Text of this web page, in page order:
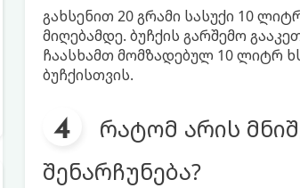
გახსენით 20 გრამი სასუქი 10
მიღებამდე. ბუჩქის გარშემო
ჩაასხამთ მომზადებულ 10 ლიტრ
ბუჩქისთვის.
რატომ არის
შენარჩუნება?